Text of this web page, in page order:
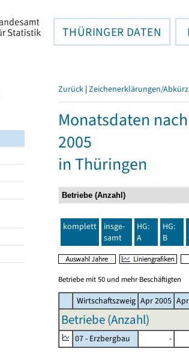
THÜRINGER DATEN
Zurück | Zeichenerklärungen/
Monatsdaten
2005
in Thüringen
komplett
insge-
samt
HG:
A
HG:
B
Betriebe mit 50 und mehr Beschäftigten
Wirtschaftszweig Apr 2005
Betriebe (Anzahl)
07 - Erzbergbau -